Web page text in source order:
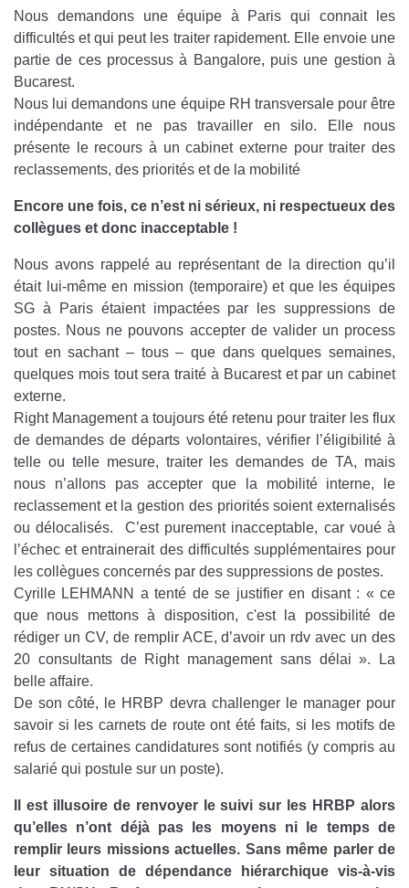
Nous demandons une équipe à Paris qui connait les
difficultés et qui peut les traiter rapidement. Elle envoie une
partie de ces processus à Bangalore, puis une gestion à
Bucarest.
Nous lui demandons une équipe RH transversale pour être
indépendante et ne pas travailler en silo. Elle nous
présente le recours à un cabinet externe pour traiter des
reclassements, des priorités et de la mobilité
Encore une fois, ce n’est ni sérieux, ni respectueux des
collègues et donc inacceptable !
Nous avons rappelé au représentant de la direction qu’il
était lui-même en mission (temporaire) et que les équipes
SG à Paris étaient impactées par les suppressions de
postes. Nous ne pouvons accepter de valider un process
tout en sachant – tous – que dans quelques semaines,
quelques mois tout sera traité à Bucarest et par un cabinet
externe.
Right Management a toujours été retenu pour traiter les flux
de demandes de départs volontaires, vérifier l’éligibilité à
telle ou telle mesure, traiter les demandes de TA, mais
nous n’allons pas accepter que la mobilité interne, le
reclassement et la gestion des priorités soient externalisés
ou délocalisés. C’est purement inacceptable, car voué à
l’échec et entrainerait des difficultés supplémentaires pour
les collègues concernés par des suppressions de postes.
Cyrille LEHMANN a tenté de se justifier en disant : « ce
que nous mettons à disposition, c'est la possibilité de
rédiger un CV, de remplir ACE, d’avoir un rdv avec un des
20 consultants de Right management sans délai ». La
belle affaire.
De son côté, le HRBP devra challenger le manager pour
savoir si les carnets de route ont été faits, si les motifs de
refus de certaines candidatures sont notifiés (y compris au
salarié qui postule sur un poste).
Il est illusoire de renvoyer le suivi sur les HRBP alors
qu’elles n’ont déjà pas les moyens ni le temps de
remplir leurs missions actuelles. Sans même parler de
leur situation de dépendance hiérarchique vis-à-vis